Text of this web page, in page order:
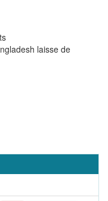
laisse de